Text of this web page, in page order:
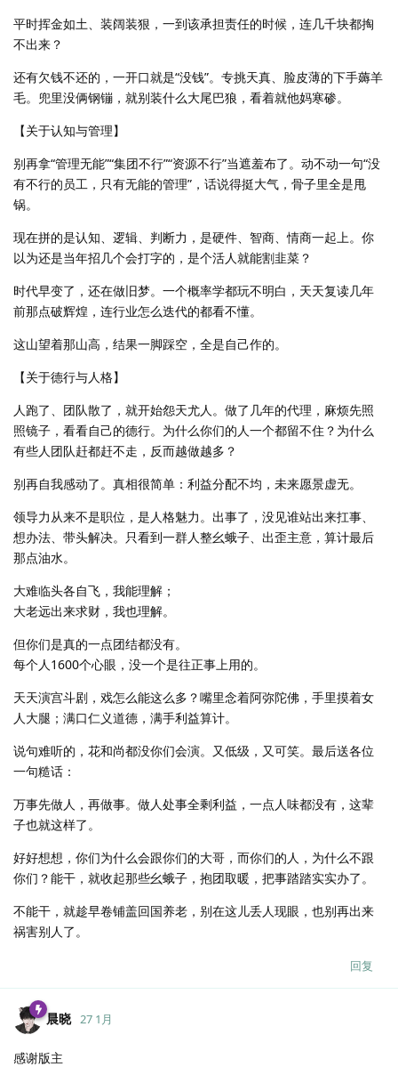
平时挥金如土、装阔装狠，一到该承担责任的时候，连几千块都掏
不出来？
还有欠钱不还的，一开口就是“没钱”。专挑天真、脸皮薄的下手薅羊
毛。兜里没俩钢镚，就别装什么大尾巴狼，看着就他妈寒碜。
【关于认知与管理】
别再拿“管理无能”“集团不行”“资源不行”当遮羞布了。动不动一句“没
有不行的员工，只有无能的管理”，话说得挺大气，骨子里全是甩
锅。
现在拼的是认知、逻辑、判断力，是硬件、智商、情商一起上。你
以为还是当年招几个会打字的，是个活人就能割韭菜？
时代早变了，还在做旧梦。一个概率学都玩不明白，天天复读几年
前那点破辉煌，连行业怎么迭代的都看不懂。
这山望着那山高，结果一脚踩空，全是自己作的。
【关于德行与人格】
人跑了、团队散了，就开始怨天尤人。做了几年的代理，麻烦先照
照镜子，看看自己的德行。为什么你们的人一个都留不住？为什么
有些人团队赶都赶不走，反而越做越多？
别再自我感动了。真相很简单：利益分配不均，未来愿景虚无。
领导力从来不是职位，是人格魅力。出事了，没见谁站出来扛事、
想办法、带头解决。只看到一群人整幺蛾子、出歪主意，算计最后
那点油水。
大难临头各自飞，我能理解；
大老远出来求财，我也理解。
但你们是真的一点团结都没有。
每个人1600个心眼，没一个是往正事上用的。
天天演宫斗剧，戏怎么能这么多？嘴里念着阿弥陀佛，手里摸着女
人大腿；满口仁义道德，满手利益算计。
说句难听的，花和尚都没你们会演。又低级，又可笑。最后送各位
一句糙话：
万事先做人，再做事。做人处事全剩利益，一点人味都没有，这辈
子也就这样了。
好好想想，你们为什么会跟你们的大哥，而你们的人，为什么不跟
你们？能干，就收起那些幺蛾子，抱团取暖，把事踏踏实实办了。
不能干，就趁早卷铺盖回国养老，别在这儿丢人现眼，也别再出来
祸害别人了。
回复
晨晓 27 1月
感谢版主